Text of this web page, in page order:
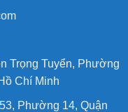
Trọng Tuyển, Phường
Chí Minh
Phường 14, Quận